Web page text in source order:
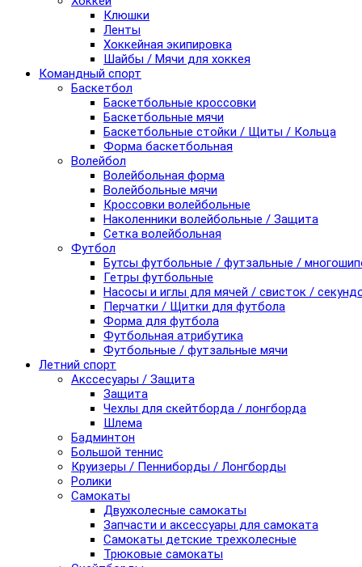
Клюшки
Ленты
Хоккейная экипировка
Шайбы / Мячи для хоккея
Командный спорт
Баскетбол
Баскетбольные кроссовки
Баскетбольные мячи
Баскетбольные стойки / Щиты / Кольца
Форма баскетбольная
Волейбол
Волейбольная форма
Волейбольные мячи
Кроссовки волейбольные
Наколенники волейбольные / Защита
Сетка волейбольная
Футбол
Бутсы футбольные / футзальные /
Гетры футбольные
Насосы и иглы для мячей / свисток /
Перчатки / Щитки для футбола
Форма для футбола
Футбольная атрибутика
Футбольные / футзальные мячи
Летний спорт
Акссесуары / Защита
Защита
Чехлы для скейтборда / лонгборда
Шлема
Бадминтон
Большой теннис
Круизеры / Пенниборды / Лонгборды
Ролики
Самокаты
Двухколесные самокаты
Запчасти и аксессуары для самоката
Самокаты детские трехколесные
Трюковые самокаты